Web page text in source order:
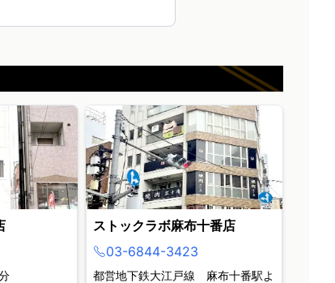
ストックラボ麻布十番店
03-6844-3423
都営地下鉄大江戸線 麻布十番駅よ